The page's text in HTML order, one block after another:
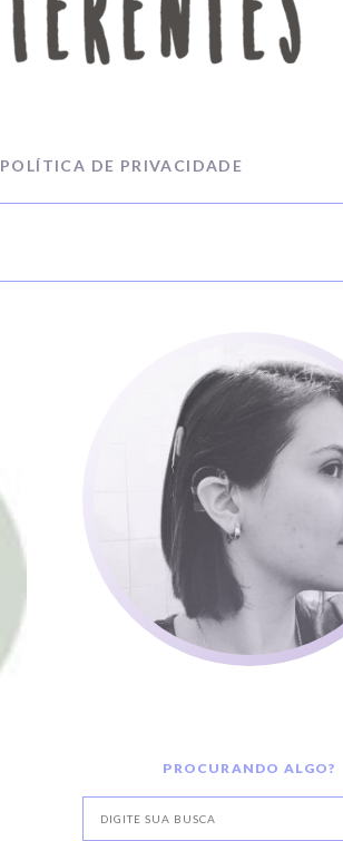
POLÍTICA DE PRIVACIDADE
PROCURANDO ALGO?